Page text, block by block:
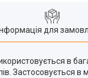
для
в
Застосовується в